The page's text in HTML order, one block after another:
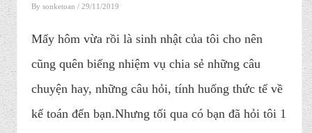
By sonketoan / 29/11/2019
Mấy hôm vừa rồi là sinh nhật của tôi cho nên
cũng quên biếng nhiệm vụ chia sẻ những câu
chuyện hay, những câu hỏi, tính huống thức tế về
kế toán đến bạn.Nhưng tối qua có bạn đã hỏi tôi 1